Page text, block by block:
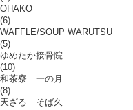
OHAKO
(6)
WAFFLE/SOUP WARUTSU
(5)
ゆめたか接骨院
(10)
和茶寮 一の月
(8)
天ざる そば久